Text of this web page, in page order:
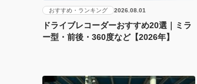
おすすめ・ランキング 2026.08.01
ドライブレコーダーおすすめ20選｜ミラ
ー型・前後・360度など【2026年】